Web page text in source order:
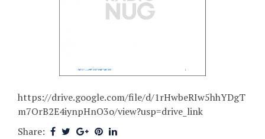
https://drive.google.com/file/d/1rHwbeRIw5hhYDgT
m7OrB2E4iynpHnO3o/view?usp=drive_link
Share: